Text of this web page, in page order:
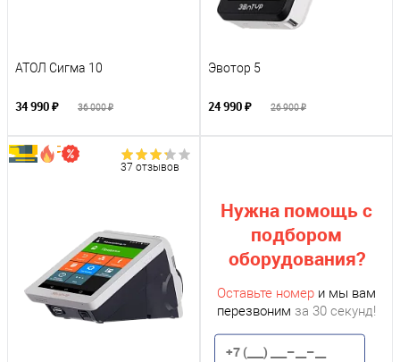
АТОЛ Сигма 10
34 990 ₽ 36 000 ₽
Эвотор 5
24 990 ₽ 26 900 ₽
37 отзывов
Нужна помощь с
подбором
оборудования?
Оставьте номер и мы вам
перезвоним за 30 секунд!